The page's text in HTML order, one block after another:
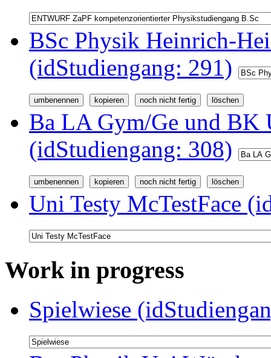
BSc Physik Heinrich-
(idStudiengang: 291)
Ba LA Gym/Ge und BK
(idStudiengang: 308)
Uni Testy McTestFace
Work in progress
Spielwiese